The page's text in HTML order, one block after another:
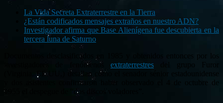
La Vida Secreta Extraterrestre en la Tierra
¿Están codificados mensajes extraños en nuestro ADN?
Investigador afirma que Base Alienígena fue descubierta en la
tercera luna de Saturno
Documentos desclasificados en 1985 y obtenidos entonces por los
investigadores de fenómenos extraterrestres
(Virginia, EE.UU.) detallan cómo el senador sénior estadounidense
y dos asistentes confirmaron haber observado el 4 de octubre de
1955 el despegue de “dos discos voladores”.